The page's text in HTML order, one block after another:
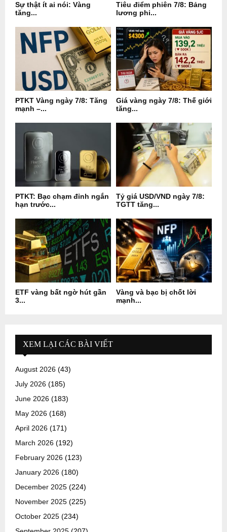
Sự thật ít ai nói: Vàng
tăng...
Tiêu điểm phiên 7/8: Bảng
lương phi...
PTKT Vàng ngày 7/8: Tăng
mạnh –...
Giá vàng ngày 7/8: Thế giới
tăng...
PTKT: Bạc chạm đỉnh ngắn
hạn trước...
Tỷ giá USD/VND ngày 7/8:
TGTT tăng...
ETF vàng bất ngờ hút gần
3...
Vàng và bạc bị chốt lời
mạnh...
XEM LẠI CÁC BÀI VIẾT
August 2026 (43)
July 2026 (185)
June 2026 (183)
May 2026 (168)
April 2026 (171)
March 2026 (192)
February 2026 (123)
January 2026 (180)
December 2025 (224)
November 2025 (225)
October 2025 (234)